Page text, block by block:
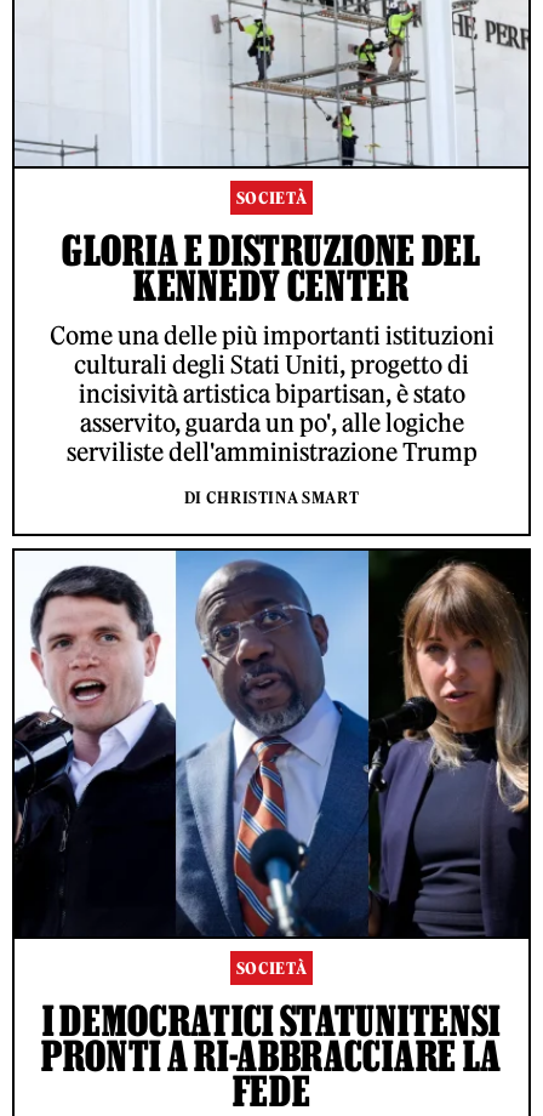
SOCIETÀ
GLORIA E DISTRUZIONE DEL
KENNEDY CENTER
Come una delle più importanti istituzioni
culturali degli Stati Uniti, progetto di
incisività artistica bipartisan, è stato
asservito, guarda un po', alle logiche
serviliste dell'amministrazione Trump
DI CHRISTINA SMART
SOCIETÀ
I DEMOCRATICI STATUNITENSI
PRONTI A RI-ABBRACCIARE LA
FEDE